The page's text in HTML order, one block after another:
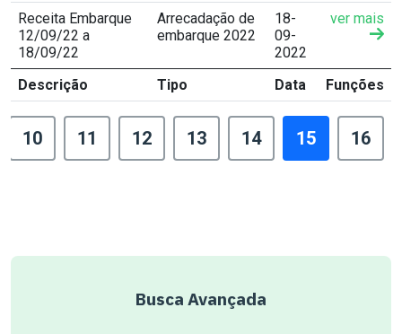
Busca Avançada
Receita Embarque
12/09/22 a
18/09/22
Arrecadação de
embarque 2022
18-
09-
2022
ver mais
Descrição Tipo Data Funções
10 11 12 13 14 15 16